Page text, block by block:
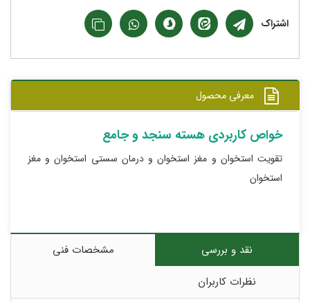
اشتراک
معرفی محصول
خواص کاربردی هسته سنجد و جامع
تقویت استخوان و مغز استخوان و درمان سستی استخوان و مغز
استخوان
نقد و بررسی
مشخصات فنی
نظرات کاربران